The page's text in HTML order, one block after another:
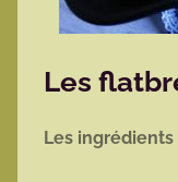
Les
Les